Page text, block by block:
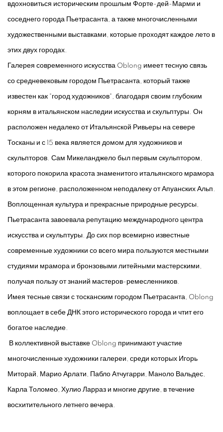
вдохновиться историческим прошлым Форте-дей-Марми и
соседнего города Пьетрасанта, а также многочисленными
художественными выставками, которые проходят каждое лето в
этих двух городах.
Галерея современного искусства Oblong имеет тесную связь
со средневековым городом Пьетрасанта, который также
известен как "город художников", благодаря своим глубоким
корням в итальянском наследии искусства и скульптуры. Он
расположен недалеко от Итальянской Ривьеры на севере
Тосканы и с 15 века является домом для художников и
скульпторов. Сам Микеланджело был первым скульптором,
которого покорила красота знаменитого итальянского мрамора
в этом регионе, расположенном неподалеку от Апуанских Альп.
Воплощенная культура и прекрасные природные ресурсы,
Пьетрасанта завоевала репутацию международного центра
искусства и скульптуры. До сих пор всемирно известные
современные художники со всего мира пользуются местными
студиями мрамора и бронзовыми литейными мастерскими,
получая пользу от знаний мастеров-ремесленников.
Имея тесные связи с тосканским городом Пьетрасанта, Oblong
воплощает в себе ДНК этого исторического города и чтит его
богатое наследие.
В коллективной выставке Oblong принимают участие
многочисленные художники галереи, среди которых Игорь
Миторай, Марио Арлати, Пабло Атчугарри, Маноло Вальдес,
Карла Толомео, Хулио Ларраз и многие другие, в течение
восхитительного летнего вечера.